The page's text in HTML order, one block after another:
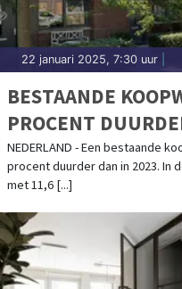
22 januari 2025, 7:30 uur
BESTAANDE
PROCENT
NEDERLAND - Een bestaande
procent duurder dan in 2023. In
met 11,6 [...]